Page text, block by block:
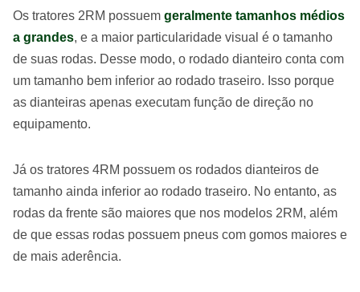
Os tratores 2RM possuem geralmente tamanhos médios
a grandes, e a maior particularidade visual é o tamanho
de suas rodas. Desse modo, o rodado dianteiro conta com
um tamanho bem inferior ao rodado traseiro. Isso porque
as dianteiras apenas executam função de direção no
equipamento.
Já os tratores 4RM possuem os rodados dianteiros de
tamanho ainda inferior ao rodado traseiro. No entanto, as
rodas da frente são maiores que nos modelos 2RM, além
de que essas rodas possuem pneus com gomos maiores e
de mais aderência.